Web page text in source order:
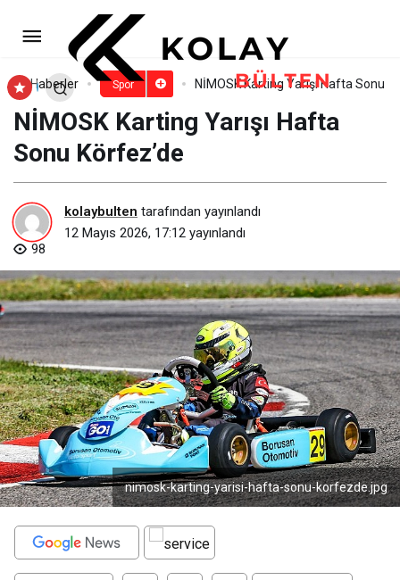
Haberler Spor NİMOSK Karting Yarışı Hafta Sonu
NİMOSK Karting Yarışı Hafta
Sonu Körfez’de
kolaybulten tarafından yayınlandı
12 Mayıs 2026, 17:12 yayınlandı
98
nimosk-karting-yarisi-hafta-sonu-korfezde.jpg
İnegöl’de Engelsiz Turnuva
CoşkusuYorum Yap Paylaş